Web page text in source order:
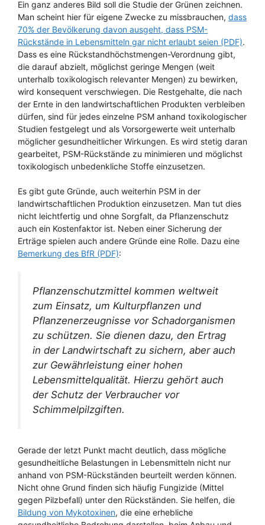
Ein ganz anderes Bild soll die Studie der Grünen zeichnen.
Man scheint hier für eigene Zwecke zu missbrauchen, dass
70% der Bevölkerung davon ausgeht, dass PSM-
Rückstände in Lebensmitteln gar nicht erlaubt seien (PDF).
Dass es eine Rückstandhöchstmengen-Verordnung gibt,
die darauf abzielt, möglichst geringe Mengen (weit
unterhalb toxikologisch relevanter Mengen) zu bewirken,
wird konsequent verschwiegen. Die Restgehalte, die nach
der Ernte in den landwirtschaftlichen Produkten verbleiben
dürfen, sind für jedes einzelne PSM anhand toxikologischer
Studien festgelegt und als Vorsorgewerte weit unterhalb
möglicher gesundheitlicher Wirkungen. Es wird stetig daran
gearbeitet, PSM-Rückstände zu minimieren und möglichst
toxikologisch unbedenkliche Stoffe einzusetzen.
Es gibt gute Gründe, auch weiterhin PSM in der
landwirtschaftlichen Produktion einzusetzen. Man tut dies
nicht leichtfertig und ohne Sorgfalt, da Pflanzenschutz
auch ein Kostenfaktor ist. Neben einer Sicherung der
Erträge spielen auch andere Gründe eine Rolle. Dazu eine
Bemerkung des BfR (PDF):
Pflanzenschutzmittel kommen weltweit
zum Einsatz, um Kulturpflanzen und
Pflanzenerzeugnisse vor Schadorganismen
zu schützen. Sie dienen dazu, den Ertrag
in der Landwirtschaft zu sichern, aber auch
zur Gewährleistung einer hohen
Lebensmittelqualität. Hierzu gehört auch
der Schutz der Verbraucher vor
Schimmelpilzgiften.
Gerade der letzt Punkt macht deutlich, dass mögliche
gesundheitliche Belastungen in Lebensmitteln nicht nur
anhand von PSM-Rückständen beurteilt werden können.
Nicht ohne Grund finden sich häufig Fungizide (Mittel
gegen Pilzbefall) unter den Rückständen. Sie helfen, die
Bildung von Mykotoxinen, die eine erhebliche